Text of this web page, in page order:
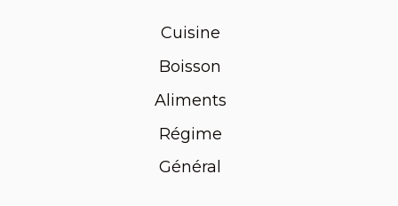
Cuisine
Boisson
Aliments
Régime
Général